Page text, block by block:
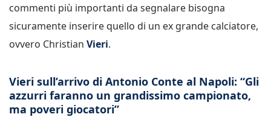
commenti più importanti da segnalare bisogna
sicuramente inserire quello di un ex grande calciatore,
ovvero Christian Vieri.
Vieri sull’arrivo di Antonio Conte al Napoli: “Gli
azzurri faranno un grandissimo campionato,
ma poveri giocatori”